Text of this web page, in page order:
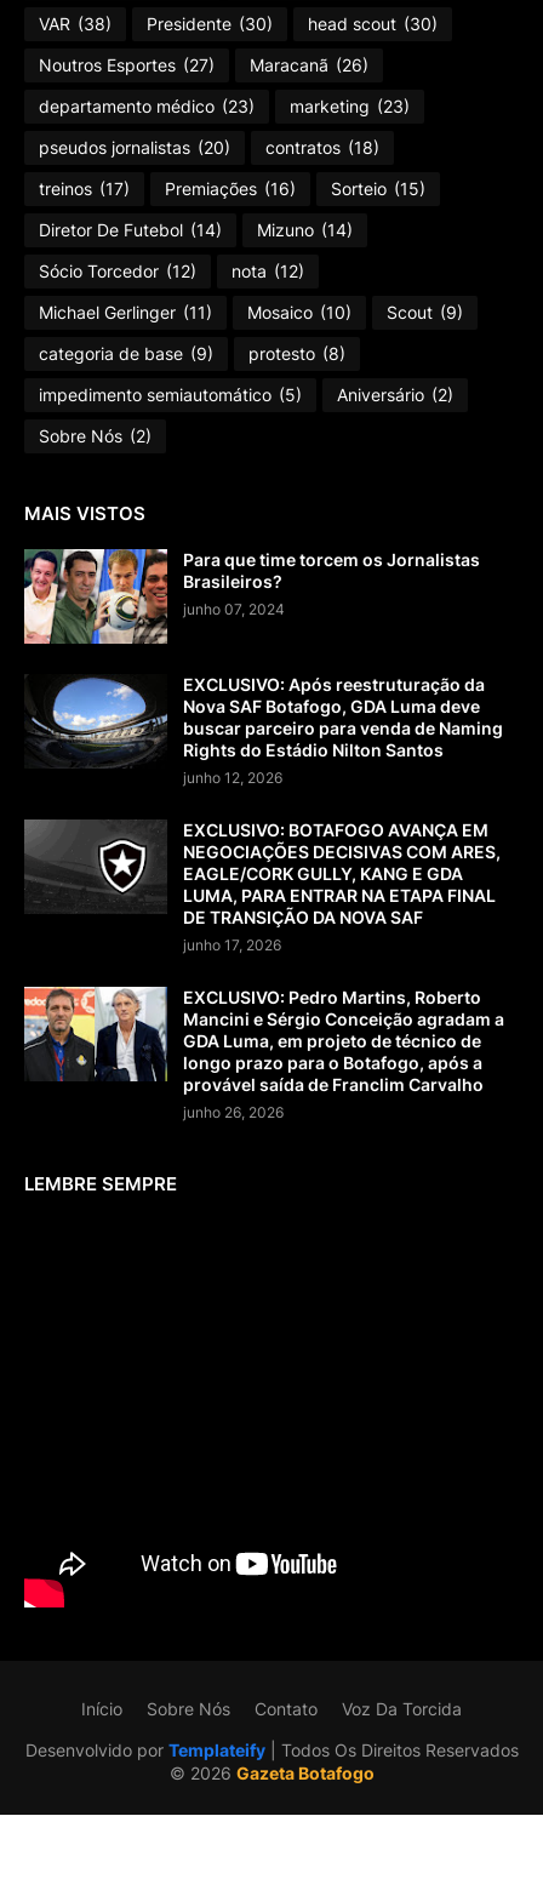
VAR (38) Presidente (30) head scout (30)
Noutros Esportes (27) Maracanã (26)
departamento médico (23) marketing (23)
pseudos jornalistas (20) contratos (18)
treinos (17) Premiações (16) Sorteio (15)
Diretor De Futebol (14) Mizuno (14)
Sócio Torcedor (12) nota (12)
Michael Gerlinger (11) Mosaico (10) Scout (9)
categoria de base (9) protesto (8)
impedimento semiautomático (5) Aniversário (2)
Sobre Nós (2)
MAIS VISTOS
Para que time torcem os Jornalistas
Brasileiros?
junho 07, 2024
EXCLUSIVO: Após reestruturação da
Nova SAF Botafogo, GDA Luma deve
buscar parceiro para venda de Naming
Rights do Estádio Nilton Santos
junho 12, 2026
EXCLUSIVO: BOTAFOGO AVANÇA EM
NEGOCIAÇÕES DECISIVAS COM ARES,
EAGLE/CORK GULLY, KANG E GDA
LUMA, PARA ENTRAR NA ETAPA FINAL
DE TRANSIÇÃO DA NOVA SAF
junho 17, 2026
EXCLUSIVO: Pedro Martins, Roberto
Mancini e Sérgio Conceição agradam a
GDA Luma, em projeto de técnico de
longo prazo para o Botafogo, após a
provável saída de Franclim Carvalho
junho 26, 2026
LEMBRE SEMPRE
Desenvolvido por Templateify| Todos Os Direitos Reservados
©️ 2026 Gazeta Botafogo
Início Sobre Nós Contato Voz Da Torcida